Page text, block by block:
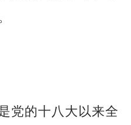
的十八大以来全